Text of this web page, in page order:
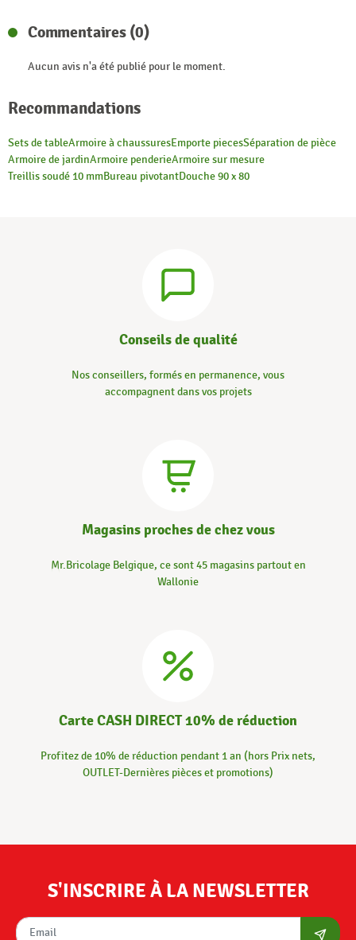
Commentaires (0)
Aucun avis n'a été publié pour le moment.
Recommandations
Sets de tableArmoire à chaussuresEmporte piecesSéparation de pièce
Armoire de jardinArmoire penderieArmoire sur mesure
Treillis soudé 10 mmBureau pivotantDouche 90 x 80
Conseils de qualité
Nos conseillers, formés en permanence, vous
accompagnent dans vos projets
Magasins proches de chez vous
Mr.Bricolage Belgique, ce sont 45 magasins partout en
Wallonie
Carte CASH DIRECT 10% de réduction
Profitez de 10% de réduction pendant 1 an (hors Prix nets,
OUTLET-Dernières pièces et promotions)
S'INSCRIRE À LA NEWSLETTER